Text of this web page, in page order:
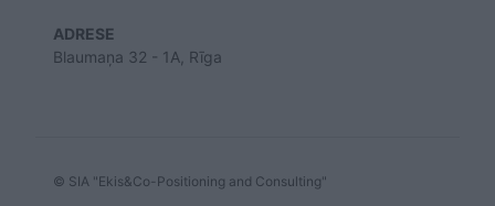
ADRESE
Blaumaņa 32 - 1A, Rīga
© SIA "Ekis&Co-Positioning and Consulting"